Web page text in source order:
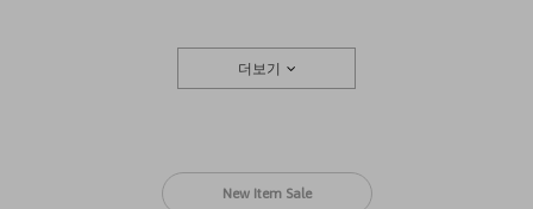
더보기
New Item Sale